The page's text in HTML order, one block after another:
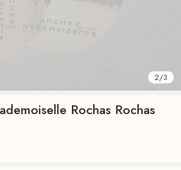
2/3
Rochas Rochas